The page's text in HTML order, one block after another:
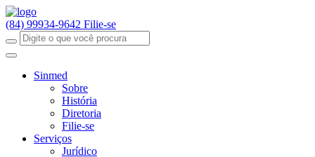
(84) 99934-9642 Filie-se
Sinmed
Sobre
História
Diretoria
Filie-se
Serviços
Jurídico